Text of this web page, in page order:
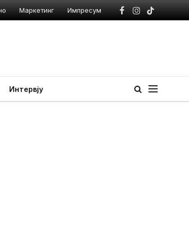
Маркетинг Импресум
Facebook
Instagram
TikTok
Интервју